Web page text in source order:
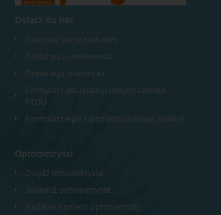
Dołącz do nas
Zapoznaj się ze statutem
Deklaracja członkowska
Deklaracja studencka
Formularz aktualizacji danych członka
PTOO
Formularz wpis i aktualizacja mapa praktyk
Optometryści
Znajdź optometrystę
Sprawdź optometrystę
Nadanie numeru optometrysty